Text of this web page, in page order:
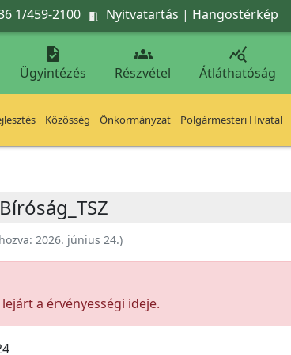
1/459-2100  Nyitvatartás | Hangostérkép

Ügyintézés

Részvétel

Átláthatóság
Közösség Önkormányzat Polgármesteri Hivatal
2026. június 24.)
a érvényességi ideje.